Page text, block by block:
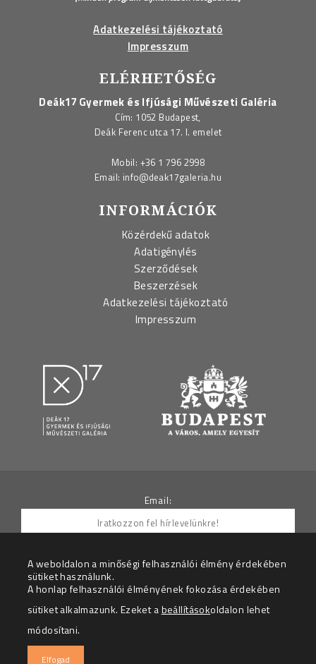
Adatkezelési tájékoztató
Impresszum
ELÉRHETŐSÉG
Deák17 Gyermek és Ifjúsági Művészeti Galéria
Cím: 1052 Budapest,
Deák Ferenc utca 17. I. emelet
Mobil: +36 1 796 2998
Email: info@deak17galeria.hu
INFORMÁCIÓK
Közérdekű adatok
Adatigénylés
Szerződések
Beszerzések
Adatkezelési tájékoztató
Impresszum
Email:
Hozzájárulok ahhoz, hogy az Adatkezelő részemre
Az adatkezelési tájékoztatót megértettem.
© 2026 – Deák 17 Gyermek és Ifjúsági Galéria – Minden
A weboldalon a minőségi felhasználói élmény érdekében
sütiket használunk.
A honlap felhasználói élményének fokozása érdekében
sütiket alkalmazunk. Ezeket abeállításokoldalon lehet
módosítani.
Elfogad